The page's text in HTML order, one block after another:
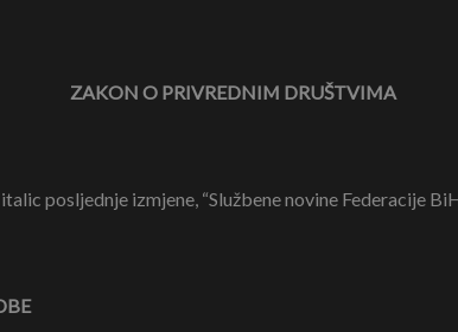
ZAKON O PRIVREDNIM DRUŠTVIMA
posljednje izmjene, “Službene novine Federacije